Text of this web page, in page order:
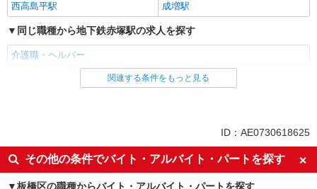
西高島平駅 成増駅
同じ職種から地下鉄赤塚駅の求人を探す
介護職・ヘルパー
同じ雇用形態から地下鉄赤塚駅の求人を探す
入社日応相談
未経験歓迎
経験者・有資格者歓迎
新卒・第二新卒歓迎
関連する条件をもっと見る
ID：AE0730618625
その他の条件でバイト・アルバイト・パートを探す
板橋区の職種からバイト・アルバイト・パートを探す